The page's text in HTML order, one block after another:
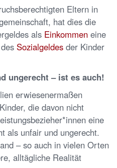
Eltern in
hat dies die
als Einkommen eine
Sozialgeldes der Kinder
ungerecht – ist es auch!
erwiesenermaßen
die davon nicht
eine
als unfair und ungerecht.
– so auch in vielen Orten
alltägliche Realität